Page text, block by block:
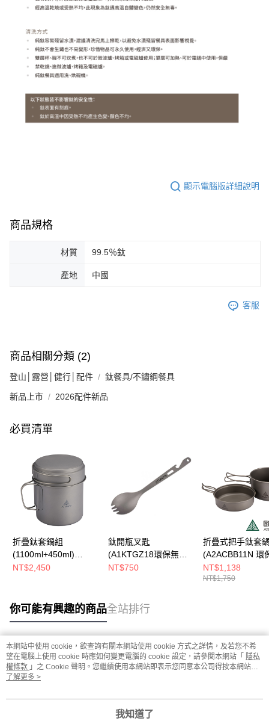
顯示電腦版詳細說明
商品規格
材質 99.5％鈦
產地 中國
客服
商品相關分類 (2)
登山│露營│健行│配件 鈦餐具/不鏽鋼餐具
新品上市 2026配件新品
必買清單
折疊鈦套鍋組
(1100ml+450ml)
(A1KTGZ20環保無毒/
NT$2,450
鈦開瓶叉匙
(A1KTGZ18環保無毒/
輕量耐用/登山露營/戶
NT$750
折疊式把手鈦套
(A2ACBB11N 環
毒/輕量耐用/登山
戶外餐具)
NT$1,138
NT$1,750
你可能有興趣的商品全站排行
熱門標籤
本網站中使用 cookie，欲查詢有關本網站使用 cookie 方式之詳情，及若您不希
望在電腦上使用 cookie 時應如何變更電腦的 cookie 設定，請參閱本網站「 隱私
權條款 」之 Cookie 聲明。您繼續使用本網站即表示您同意本公司得按本網站使
用條款之 Cookie 聲明使用 cookie。
了解更多 >
我知道了